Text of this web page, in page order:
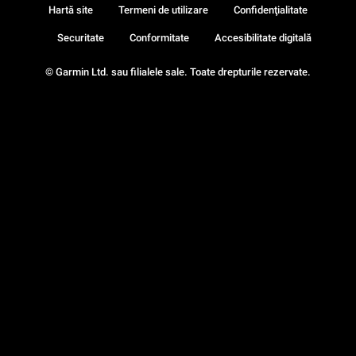
© Garmin Ltd. sau filialele sale. Toate drepturile rezervate.
Hartă site Termeni de utilizare Confidenţialitate
Securitate Conformitate Accesibilitate digitală